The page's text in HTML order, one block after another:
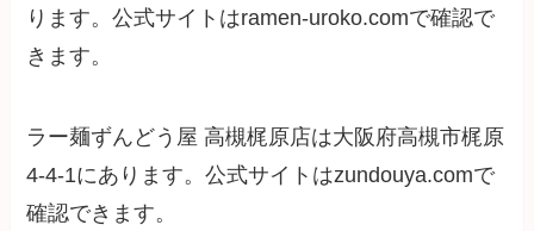
ります。公式サイトはramen-uroko.comで確認で
きます。
ラー麺ずんどう屋 高槻梶原店は大阪府高槻市梶原
4-4-1にあります。公式サイトはzundouya.comで
確認できます。